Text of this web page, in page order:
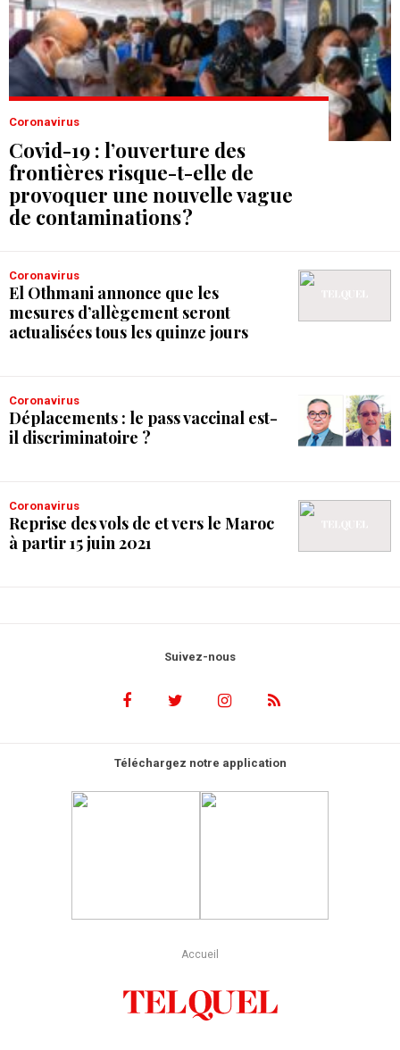
Coronavirus
Covid-19 : l’ouverture des
frontières risque-t-elle de
provoquer une nouvelle vague
de contaminations ?
Coronavirus
El Othmani annonce que les
mesures d’allègement seront
actualisées tous les quinze jours
Coronavirus
Déplacements : le pass vaccinal est-
il discriminatoire ?
Coronavirus
Reprise des vols de et vers le Maroc
à partir 15 juin 2021
Suivez-nous
Téléchargez notre application
Accueil